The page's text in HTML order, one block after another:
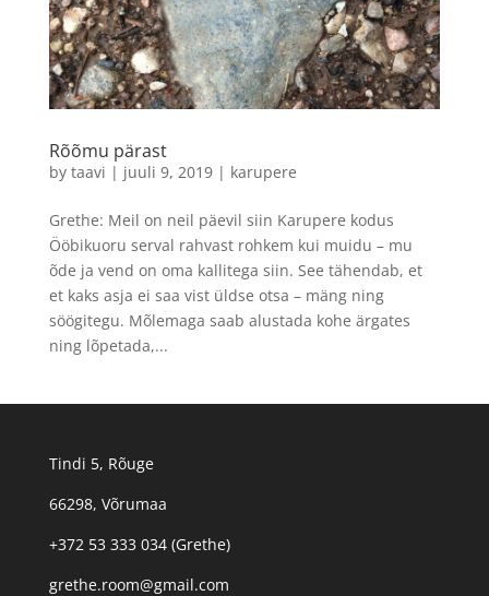
Rõõmu pärast
by taavi | juuli 9, 2019| karupere
Grethe: Meil on neil päevil siin Karupere kodus
Ööbikuoru serval rahvast rohkem kui muidu – mu
õde ja vend on oma kallitega siin. See tähendab, et
et kaks asja ei saa vist üldse otsa – mäng ning
söögitegu. Mõlemaga saab alustada kohe ärgates
ning lõpetada,...
Tindi 5, Rõuge
66298, Võrumaa
+372 53 333 034 (Grethe)
grethe.room@gmail.com